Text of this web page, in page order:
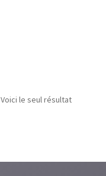
Voici le seul résultat